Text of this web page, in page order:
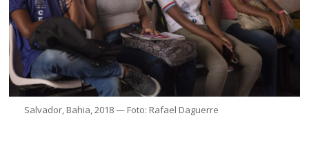
Salvador, Bahia, 2018 — Foto: Rafael Daguerre